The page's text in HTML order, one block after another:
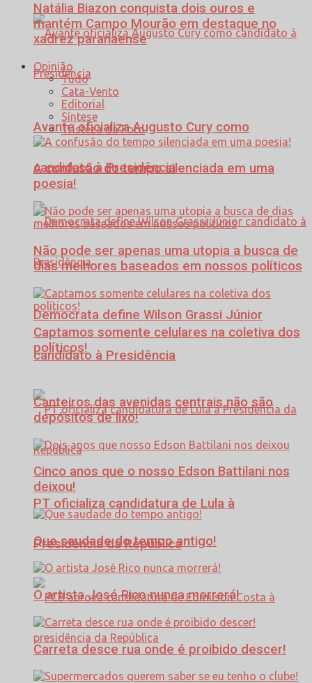
Avante oficializa Augusto Cury como
candidato à Presidência
Democrata define Wilson Grassi Júnior
candidato à Presidência
PT oficializa candidatura de Lula à
Presidência da República
Natália Biazon conquista dois ouros e
mantém Campo Mourão em destaque no
xadrez paranaense
Opinião
Tudo
Cata-Vento
Editorial
Síntese
Tristeza da Foto
A confusão do tempo silenciada em uma
poesia!
Não pode ser apenas uma utopia a busca de
dias melhores baseados em nossos políticos
Captamos somente celulares na coletiva dos
políticos!
Canteiros das avenidas centrais não são
depósitos de lixo!
Cinco anos que o nosso Edson Battilani nos
deixou!
Que saudade do tempo antigo!
O artista José Rico nunca morrerá!
Carreta desce rua onde é proibido descer!